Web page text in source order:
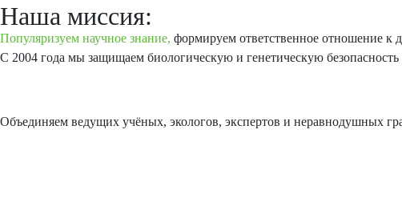
Наша миссия:
Популяризуем научное знание, формируем ответственное отношение к
С 2004 года мы защищаем биологическую и генетическую
Объединяем ведущих учёных, экологов, экспертов и неравнодушных